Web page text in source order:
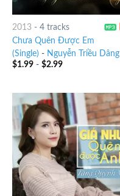
2013- 4 tracks
Chưa Quên Được Em
(Single) - Nguyễn Triều Dâng
$1.99- $2.99